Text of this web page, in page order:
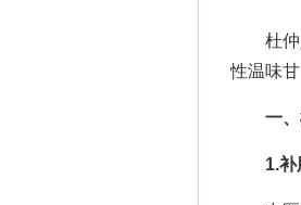
杜
性温味
一
1.